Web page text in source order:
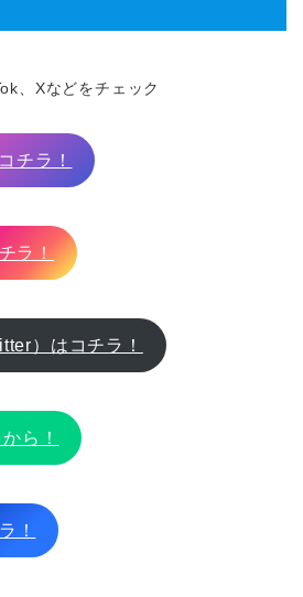
、Xなどをチェック
チラ！
ラ！
）はコチラ！
ら！
！